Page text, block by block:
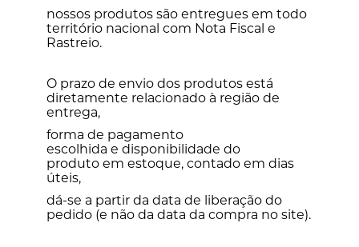
nossos produtos são entregues em todo
território nacional com Nota Fiscal e
Rastreio.
O prazo de envio dos produtos est
diretamente relacionado à região de
entrega,
forma de pagamento
escolhida e disponibilidade do
produto em estoque, contado em dias
úteis,
dá-se a partir da data de liberação do
pedido (e não da data da compra no site).